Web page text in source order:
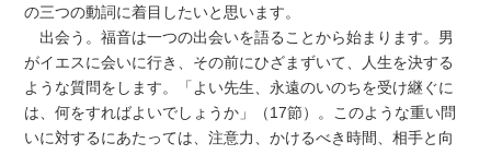
の三つの動詞に着目したいと思います。
出会う。福音は一つの出会いを語ることから始まります。男
がイエスに会いに行き、その前にひざまずいて、人生を決する
ような質問をします。「よい先生、永遠のいのちを受け継ぐに
は、何をすればよいでしょうか」（17節）。このような重い問
いに対するにあたっては、注意力、かけるべき時間、相手と向